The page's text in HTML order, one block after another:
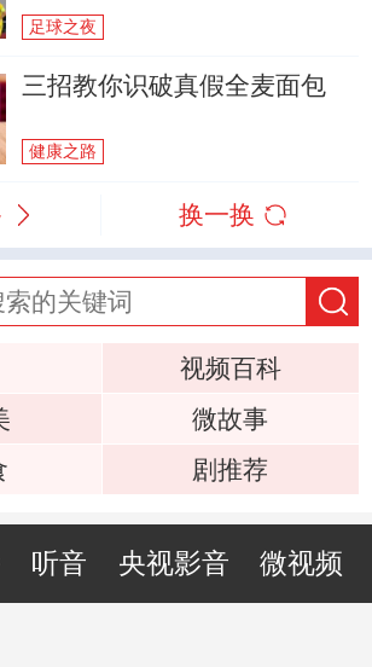
足球之夜
三招教你识破真假全麦面包
健康之路
换一换
视频百科
微故事
剧推荐
听音 央视影音 微视频